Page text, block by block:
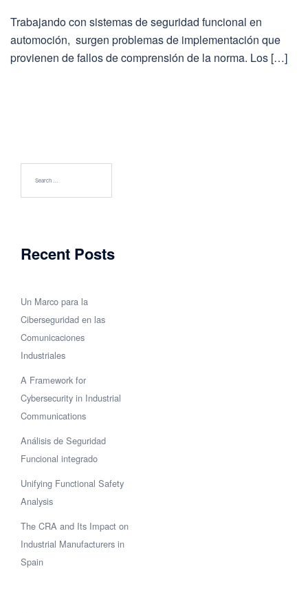
Trabajando con sistemas de seguridad funcional en
automoción, surgen problemas de implementación que
provienen de fallos de comprensión de la norma. Los […]
Recent Posts
Un Marco para la
Ciberseguridad en las
Comunicaciones
Industriales
A Framework for
Cybersecurity in Industrial
Communications
Análisis de Seguridad
Funcional integrado
Unifying Functional Safety
Analysis
The CRA and Its Impact on
Industrial Manufacturers in
Spain